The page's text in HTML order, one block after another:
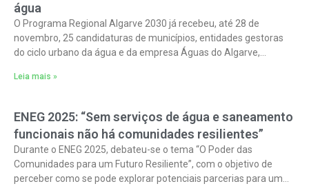
água
O Programa Regional Algarve 2030 já recebeu, até 28 de
novembro, 25 candidaturas de municípios, entidades gestoras
do ciclo urbano da água e da empresa Águas do Algarve,
Leia mais »
ENEG 2025: “Sem serviços de água e saneamento
funcionais não há comunidades resilientes”
Durante o ENEG 2025, debateu-se o tema “O Poder das
Comunidades para um Futuro Resiliente”, com o objetivo de
perceber como se pode explorar potenciais parcerias para um